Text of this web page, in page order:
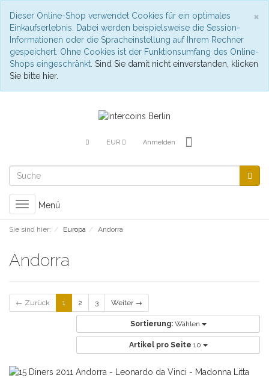
×
Dieser Online-Shop verwendet Cookies für ein optimales
Einkaufserlebnis. Dabei werden beispielsweise die Session-
Informationen oder die Spracheinstellung auf Ihrem Rechner
gespeichert. Ohne Cookies ist der Funktionsumfang des Online-
Shops eingeschränkt. Sind Sie damit nicht einverstanden, klicken
Sie bitte hier.
EUR Anmelden
Toggle
navigation
Menü
Sie sind hier: Europa Andorra
Andorra
← Zurück 1 2 3 Weiter →
Sortierung: Wählen
Artikel pro Seite 10